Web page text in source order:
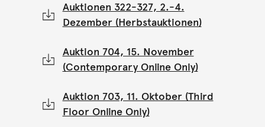
Auktionen 322-327, 2.-4.
Dezember (Herbstauktionen)
Auktion 704, 15. November
(Contemporary Online Only)
Auktion 703, 11. Oktober (Third
Floor Online Only)